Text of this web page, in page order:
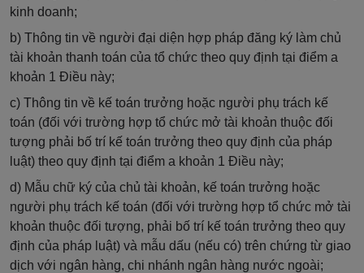
kinh doanh;
b) Thông tin về người đại diện hợp pháp đăng ký làm chủ
tài khoản thanh toán của tổ chức theo quy định tại điểm a
khoản 1 Điều này;
c) Thông tin về kế toán trưởng hoặc người phụ trách kế
toán (đối với trường hợp tổ chức mở tài khoản thuộc đối
tượng phải bố trí kế toán trưởng theo quy định của pháp
luật) theo quy định tại điểm a khoản 1 Điều này;
d) Mẫu chữ ký của chủ tài khoản, kế toán trưởng hoặc
người phụ trách kế toán (đối với trường hợp tổ chức mở tài
khoản thuộc đối tượng, phải bố trí kế toán trưởng theo quy
định của pháp luật) và mẫu dấu (nếu có) trên chứng từ giao
dịch với ngân hàng, chi nhánh ngân hàng nước ngoài;